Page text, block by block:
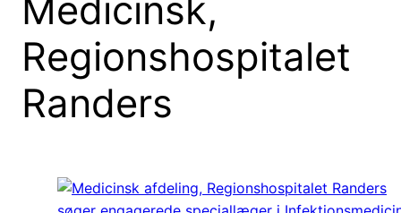
Medicinsk,
Regionshospitalet
Randers